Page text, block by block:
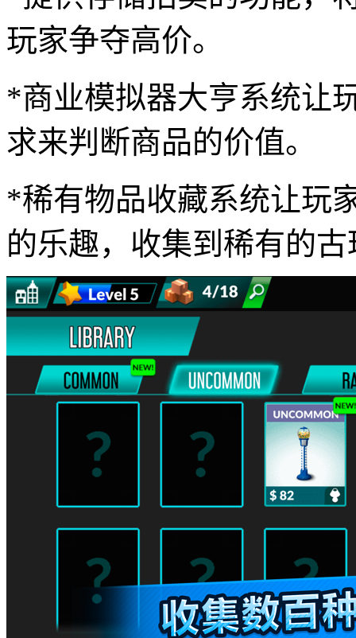
玩家争夺高价。
*商业模拟器大亨系统让
求来判断商品的价值。
*稀有物品收藏系统让玩
的乐趣，收集到稀有的古